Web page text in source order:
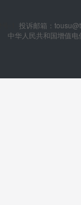
投诉邮箱：
中华人民共和国增值